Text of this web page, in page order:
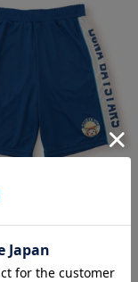
¥6,000(税込)